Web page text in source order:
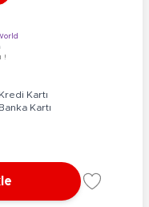
!
Kredi Kartı
Banka Kartı